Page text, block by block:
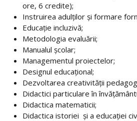
ore, 6 credite);
Instruirea adulților şi formare
Educaţie incluzivă;
Metodologia evaluării;
Manualul școlar;
Managementul proiectelor;
Designul educațional;
Dezvoltarea creativității
Didactici particulare în
Didactica matematicii;
Didactica istoriei și a educației